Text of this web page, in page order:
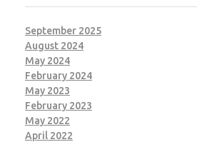
September 2025
August 2024
May 2024
February 2024
May 2023
February 2023
May 2022
April 2022